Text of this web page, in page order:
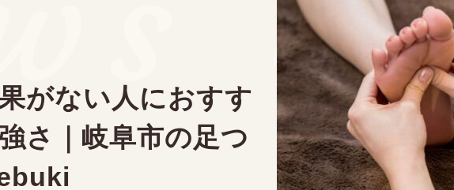
がない人におすす
さ｜岐阜市の足つ